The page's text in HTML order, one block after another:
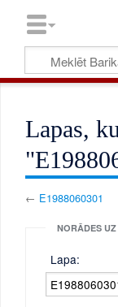
Lapas,
← E1988060301
NORĀDES
Lapa: